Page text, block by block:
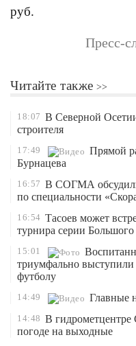
руб.
Пресс-
Читайте также
18:07 В Северной
строителя
17:49
Прямой
Бурнацева
16:57 В СОГМА обсудили
по специальности
16:54 Тасоев может
турнира серии
15:01
триумфально выступили
футболу
14:49 Главные
14:48 В гидрометцентре
погоде на выходные